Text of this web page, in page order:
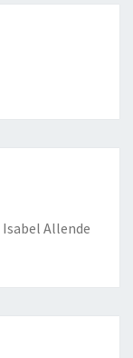
Isabel Allende